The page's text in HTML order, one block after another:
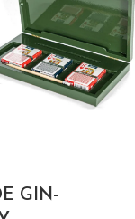
SELECT OPTIONS
GIN-